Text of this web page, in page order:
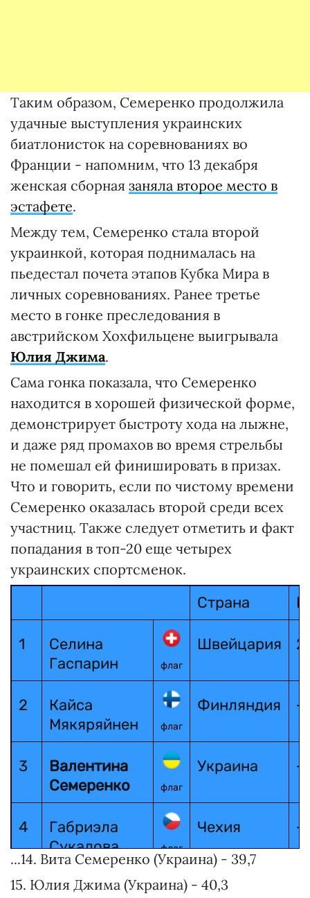
Таким образом, Семеренко продолжила
удачные выступления украинских
биатлонисток на соревнованиях во
Франции - напомним, что 13 декабря
женская сборная заняла второе место в
эстафете.
Между тем, Семеренко стала второй
украинкой, которая поднималась на
пьедестал почета этапов Кубка Мира в
личных соревнованиях. Ранее третье
место в гонке преследования в
австрийском Хохфильцене выигрывала
Юлия Джима.
Сама гонка показала, что Семеренко
находится в хорошей физической форме,
демонстрирует быстроту хода на лыжне,
и даже ряд промахов во время стрельбы
не помешал ей финишировать в призах.
Что и говорить, если по чистому времени
Семеренко оказалась второй среди всех
участниц. Также следует отметить и факт
попадания в топ-20 еще четырех
украинских спортсменок.
Страна
1
Селина
Гаспарин
флаг
Швейцария
2
Кайса
Мякяряйнен
флаг
Финляндия
3
Валентина
Семеренко
флаг
Украина
4
Габриэла
Сукалова
флаг
Чехия
5 Ольга Россия
...14. Вита Семеренко (Украина) - 39,7
15. Юлия Джима (Украина) - 40,3